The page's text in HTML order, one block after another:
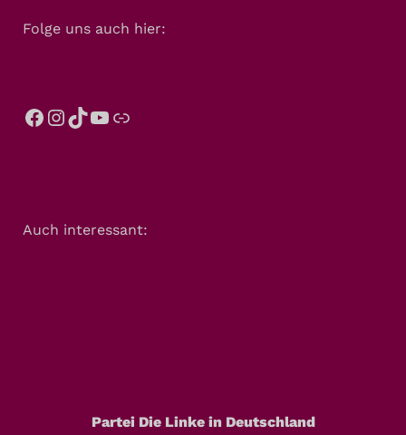
Folge uns auch hier:
Auch interessant:
Partei Die Linke in Deutschland